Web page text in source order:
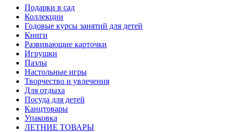
Подарки в сад
Коллекции
Годовые курсы занятий для детей
Книги
Развивающие карточки
Игрушки
Пазлы
Настольные игры
Творчество и увлечения
Для отдыха
Посуда для детей
Канцтовары
Упаковка
ЛЕТНИЕ ТОВАРЫ